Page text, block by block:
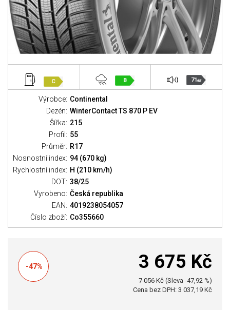
C B 71dB
Výrobce: Continental
Dezén: WinterContact TS 870 P EV
Šířka: 215
Profil: 55
Průměr: R17
Nosnostní index: 94 (670 kg)
Rychlostní index: H (210 km/h)
DOT: 38/25
Vyrobeno: Česká republika
EAN: 4019238054057
Číslo zboží: Co355660
-47% 3 675 Kč
7 056 Kč (Sleva -47,92 %)
Cena bez DPH: 3 037,19 Kč